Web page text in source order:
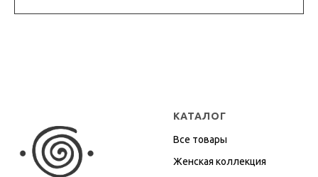
КАТАЛОГ
Все товары
Женская коллекция